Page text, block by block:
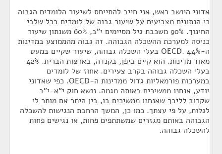
אדוני היושב ראש, אני חייב להתייחס לשיעור הלומדים הגבוה
כי הנתונים מצביעים על שיעור גבוה של לומדים בכל שלבי
החינוך. 90% משכבת גיל מסיימים י"ב, 60% משנתון שיעור
כניסה למערכת ההשכלה הגבוהה. זה גבוה מהממוצע במדינות
ה-OECD. 44% בעלי השכלה גבוהה, שיעור שקיים במעט
מאוד מדינות. הוא קיים ביפן, בקנדה, בארצות הברית. 42%
בעלי השכלה גבוהה בקרב צעירים. אחוז של לומדים
במערכות פורמאליות גדול ממדינות ה-OECD. כפי שאדוני
יודע, אנחנו ממשיכים באותה מגמה. נושא חוק י"א-י"ב
שקרוב לליבך שאנחנו ממשיכים בו, בין היתר אם מותר לי
לגלות, על פי עצתך. כמו כן, המשך הרחבת הנגישות להשכלה
הגבוהה באותם מגזרים שמשתתפים פחות, או נגישים פחות
להשכלה גבוהה.